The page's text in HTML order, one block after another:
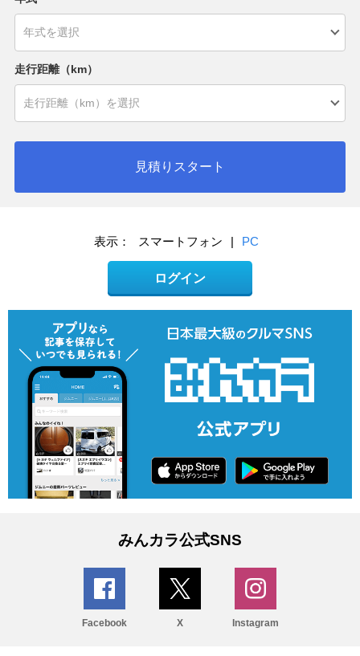
走行距離（km）
見積りスタート
表示： スマートフォン | PC
ログイン
みんカラ公式SNS
Facebook X Instagram